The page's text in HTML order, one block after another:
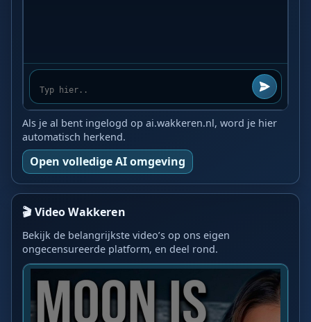
Als je al bent ingelogd op ai.wakkeren.nl, word je hier
automatisch herkend.
Open volledige AI omgeving
🎬 Video Wakkeren
Bekijk de belangrijkste video’s op ons eigen
ongecensureerde platform, en deel rond.